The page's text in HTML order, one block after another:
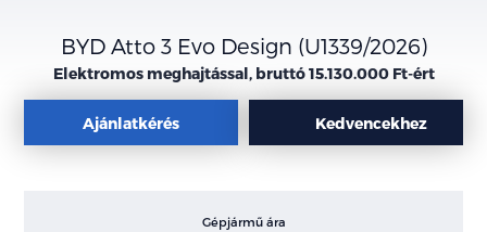
BYD Atto 3 Evo Design (U1339/2026)
Elektromos meghajtással, bruttó 15.130.000 Ft-ért
Ajánlatkérés Kedvencekhez
Gépjármű ára